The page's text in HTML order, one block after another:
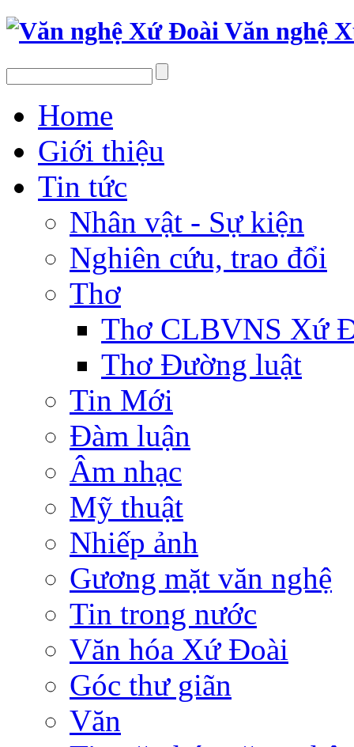
Văn nghệ
Home
Giới thiệu
Tin tức
Nhân vật - Sự kiện
Nghiên cứu, trao đổi
Thơ
Thơ CLBVNS Xứ
Thơ Đường luật
Tin Mới
Đàm luận
Âm nhạc
Mỹ thuật
Nhiếp ảnh
Gương mặt văn nghệ
Tin trong nước
Văn hóa Xứ Đoài
Góc thư giãn
Văn